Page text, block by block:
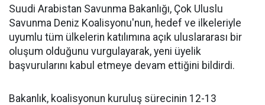
Suudi Arabistan Savunma Bakanlığı, Çok Uluslu
Savunma Deniz Koalisyonu'nun, hedef ve ilkeleriyle
uyumlu tüm ülkelerin katılımına açık uluslararası bir
oluşum olduğunu vurgulayarak, yeni üyelik
başvurularını kabul etmeye devam ettiğini bildirdi.
Bakanlık, koalisyonun kuruluş sürecinin 12-13